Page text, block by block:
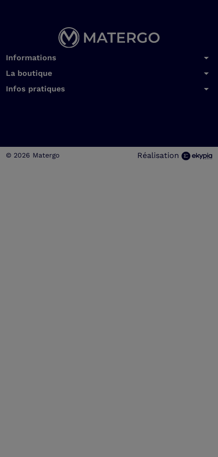
Informations arrow_drop_down
La boutique arrow_drop_down
Infos pratiques arrow_drop_down
© 2026 Matergo Réalisation